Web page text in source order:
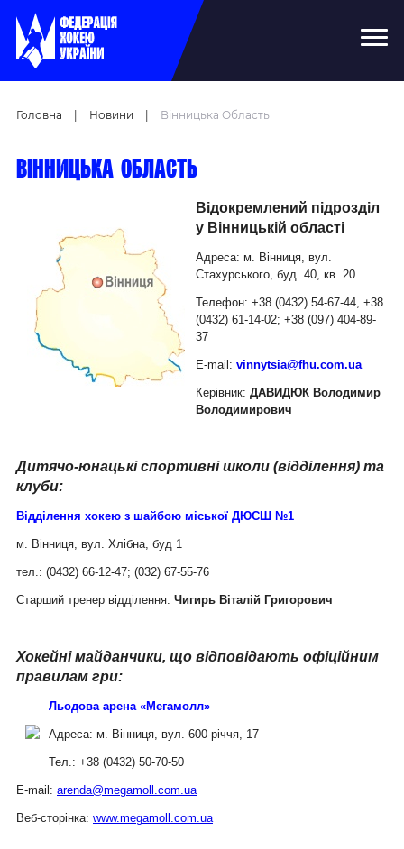
Головна Новини Вінницька Область
Вінницька область
Відокремлений підрозділ
у Вінницькій області
Адреса: м. Вінниця, вул.
Стахурського, буд. 40, кв. 20
Телефон: +38 (0432) 54-67-44, +38
(0432) 61-14-02; +38 (097) 404-89-
37
E-mail: vinnytsia@fhu.com.ua
Керівник: ДАВИДЮК Володимир
Володимирович
Дитячо-юнацькі спортивні школи (відділення) та
клуби:
Відділення хокею з шайбою міської ДЮСШ №1
м. Вінниця, вул. Хлібна, буд 1
тел.: (0432) 66-12-47; (032) 67-55-76
Старший тренер відділення: Чигирь Віталій Григорович
Хокейні майданчики, що відповідають офіційним
правилам гри:
Льодова арена «Мегамолл»
Адреса: м. Вінниця, вул. 600-річчя, 17
Тел.: +38 (0432) 50-70-50
E-mail: arenda@megamoll.com.ua
Веб-сторінка: www.megamoll.com.ua